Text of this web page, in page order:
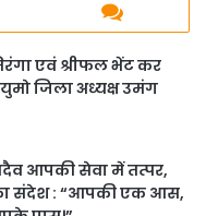
एवं श्रीफल भेंट कर
जिला अध्यक्ष उमंग
आपकी सेवा में तत्पर,
संदेश : “आपकी एक आस,